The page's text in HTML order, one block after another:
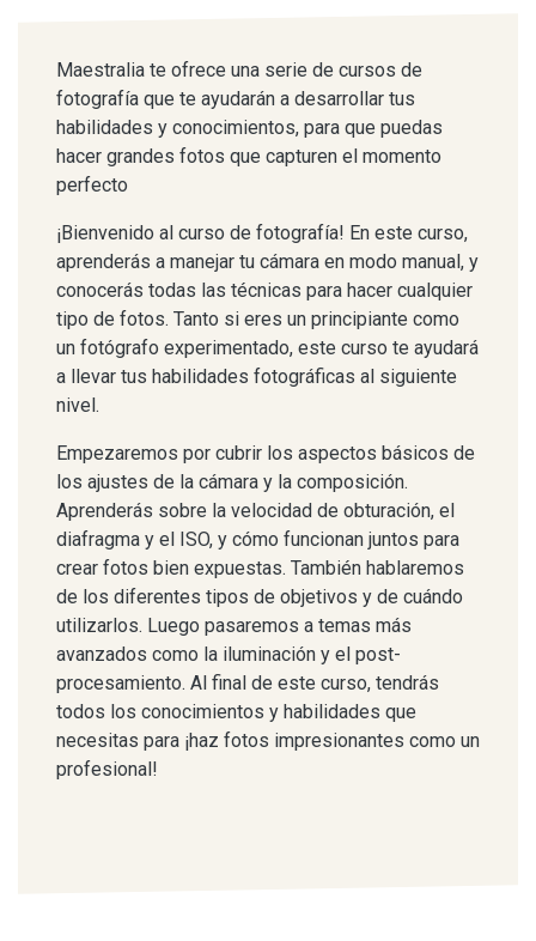
Maestralia te ofrece una serie de cursos de
fotografía que te ayudarán a desarrollar tus
habilidades y conocimientos, para que puedas
hacer grandes fotos que capturen el momento
perfecto
¡Bienvenido al curso de fotografía! En este curso,
aprenderás a manejar tu cámara en modo manual, y
conocerás todas las técnicas para hacer cualquier
tipo de fotos. Tanto si eres un principiante como
un fotógrafo experimentado, este curso te ayudará
a llevar tus habilidades fotográficas al siguiente
nivel.
Empezaremos por cubrir los aspectos básicos de
los ajustes de la cámara y la composición.
Aprenderás sobre la velocidad de obturación, el
diafragma y el ISO, y cómo funcionan juntos para
crear fotos bien expuestas. También hablaremos
de los diferentes tipos de objetivos y de cuándo
utilizarlos. Luego pasaremos a temas más
avanzados como la iluminación y el post-
procesamiento. Al final de este curso, tendrás
todos los conocimientos y habilidades que
necesitas para ¡haz fotos impresionantes como un
profesional!